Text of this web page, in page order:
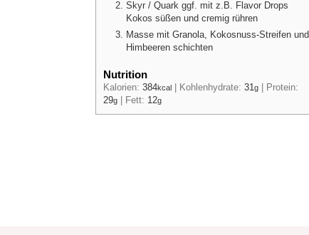
Skyr / Quark ggf. mit z.B. Flavor Drops
Kokos süßen und cremig rühren
Masse mit Granola, Kokosnuss-Streifen und
Himbeeren schichten
Nutrition
Kalorien:384kcal Kohlenhydrate:31g
Protein:
29g Fett: 12g